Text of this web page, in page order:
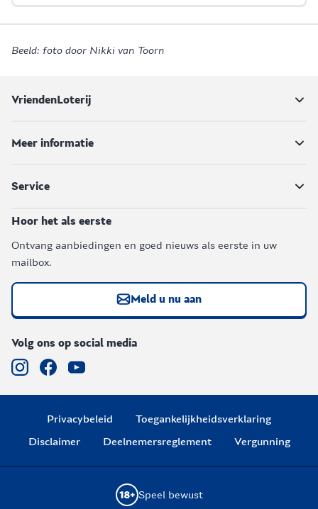
Beeld: foto door Nikki van Toorn
VriendenLoterij
Meer informatie
Service
Hoor het als eerste
Ontvang aanbiedingen en goed nieuws als eerste in uw
mailbox.
Meld u nu aan
Volg ons op social media
Privacybeleid
Toegankelijkheidsverklaring
Disclaimer
Deelnemersreglement Vergunning
Speel bewust